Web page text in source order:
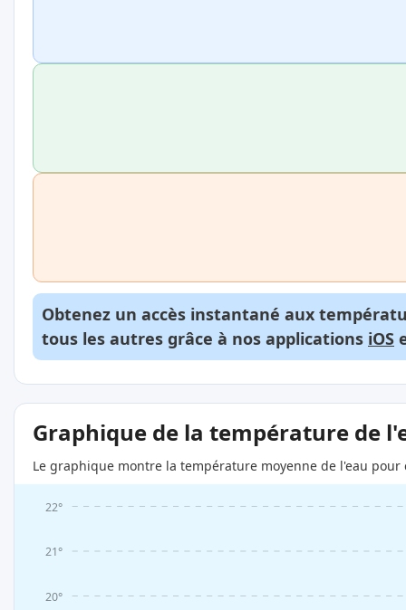
Obtenez un accès instantané aux
tous les autres grâce à nos applications iOS
Graphique de la température de
Le graphique montre la température moyenne de l'eau
20°
21°
22°